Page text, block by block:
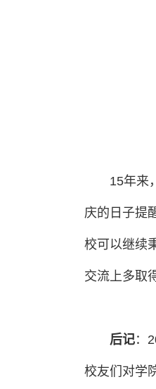
15年来
庆的日子提
校可以继续
交流上多取
后记：
校友们对学